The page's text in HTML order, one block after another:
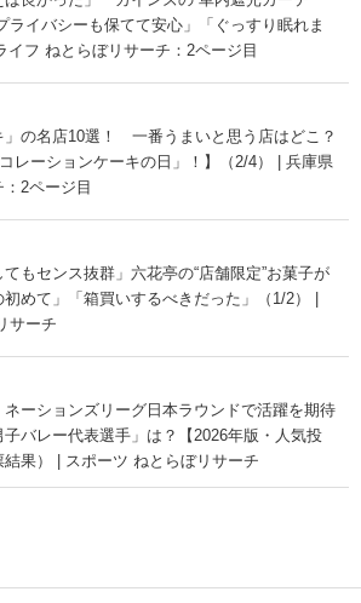
イバシーも保てて安心」「ぐっすり眠れま
イフ ねとらぼリサーチ：2ページ目
」の名店10選！ 一番うまいと思う店はどこ？
コレーションケーキの日」！】（2/4） | 兵庫県
2ページ目
てもセンス抜群」六花亭の“店舗限定”お菓子が
めて」「箱買いするべきだった」（1/2） |
サーチ
ネーションズリーグ日本ラウンドで活躍を期待
子バレー代表選手」は？【2026年版・人気投
果） | スポーツ ねとらぼリサーチ